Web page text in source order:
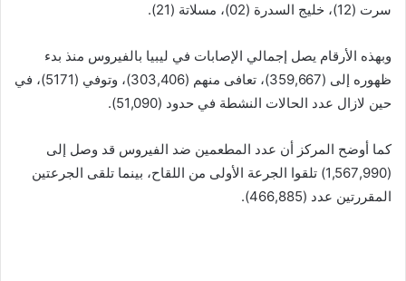
سرت (12)، خليج السدرة (02)، مسلاتة (21).
وبهذه الأرقام يصل إجمالي الإصابات في ليبيا بالفيروس منذ بدء
ظهوره إلى (359,667)، تعافى منهم (303,406)، وتوفي (5171)، في
حين لازال عدد الحالات النشطة في حدود (51,090).
كما أوضح المركز أن عدد المطعمين ضد الفيروس قد وصل إلى
(1,567,990) تلقوا الجرعة الأولى من اللقاح، بينما تلقى الجرعتين
المقررتين عدد (466,885).